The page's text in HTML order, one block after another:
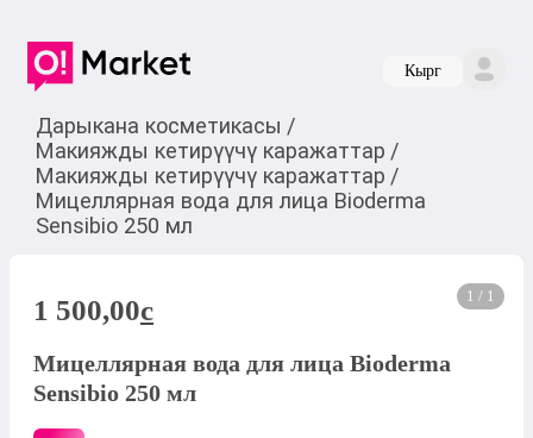
Кырг
Дарыкана косметикасы /
Макияжды кетирүүчү каражаттар /
Макияжды кетирүүчү каражаттар /
Мицеллярная вода для лица Bioderma
Sensibio 250 мл
1 / 1
1 500,00c
Мицеллярная вода для лица Bioderma
Sensibio 250 мл